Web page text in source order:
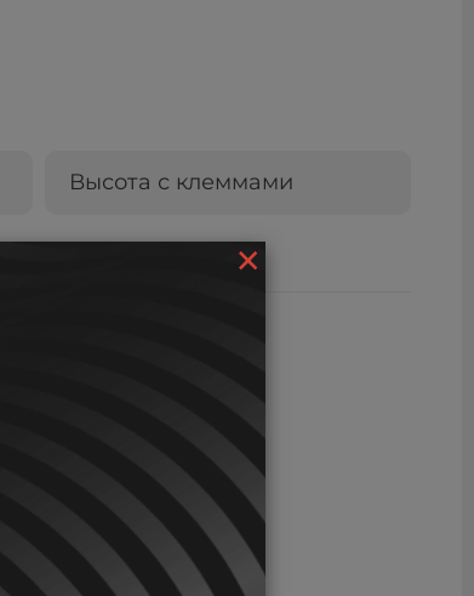
Высота с клеммами
×